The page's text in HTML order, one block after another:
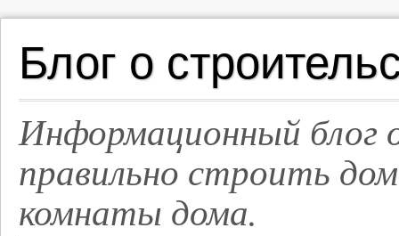
Блог о
Информационный блог
правильно строить
комнаты дома.